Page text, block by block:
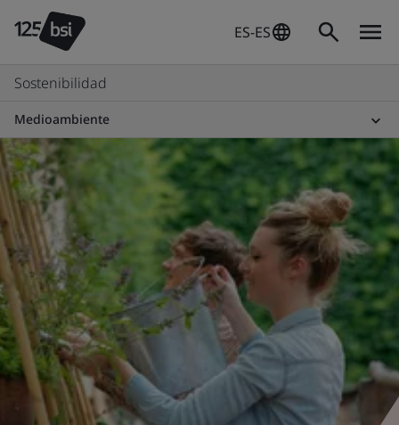
ES-ES
Sostenibilidad
Medioambiente